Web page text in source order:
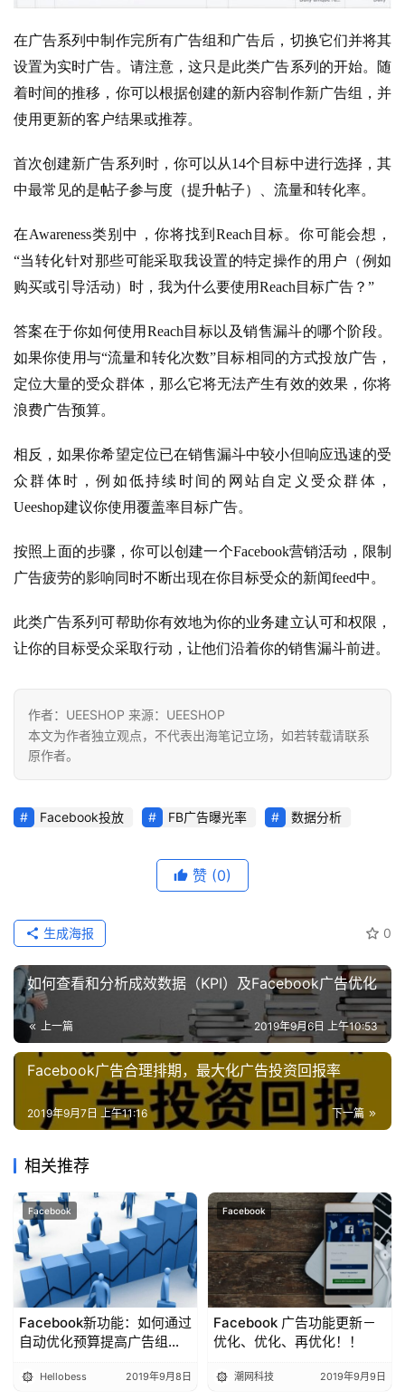
在广告系列中制作完所有广告组和广告后，切换它们并将其
设置为实时广告。请注意，这只是此类广告系列的开始。随
着时间的推移，你可以根据创建的新内容制作新广告组，并
使用更新的客户结果或推荐。
首次创建新广告系列时，你可以从14个目标中进行选择，其
中最常见的是帖子参与度（提升帖子）、流量和转化率。
在Awareness类别中，你将找到Reach目标。你可能会想，
“当转化针对那些可能采取我设置的特定操作的用户（例如
购买或引导活动）时，我为什么要使用Reach目标广告？”
答案在于你如何使用Reach目标以及销售漏斗的哪个阶段。
如果你使用与“流量和转化次数”目标相同的方式投放广告，
定位大量的受众群体，那么它将无法产生有效的效果，你将
浪费广告预算。
相反，如果你希望定位已在销售漏斗中较小但响应迅速的受
众群体时，例如低持续时间的网站自定义受众群体，
Ueeshop建议你使用覆盖率目标广告。
按照上面的步骤，你可以创建一个Facebook营销活动，限制
广告疲劳的影响同时不断出现在你目标受众的新闻feed中。
此类广告系列可帮助你有效地为你的业务建立认可和权限，
让你的目标受众采取行动，让他们沿着你的销售漏斗前进。
作者：UEESHOP 来源：UEESHOP
本文为作者独立观点，不代表出海笔记立场，如若转载请联系
原作者。
Facebook投放 FB广告曝光率 数据分析
赞 (0)
0
生成海报
如何查看和分析成效数据（KPI）及Facebook广告优化
上一篇 2019年9月6日 上午10:53
Facebook广告合理排期，最大化广告投资回报率
下一篇
2019年9月7日 上午11:16
相关推荐
Facebook
Facebook新功能：如何通过
自动优化预算提高广告组成
Hellobess 2019年9月8日
Facebook
Facebook 广告功能更新－
优化、优化、再优化！！
潮网科技 2019年9月9日